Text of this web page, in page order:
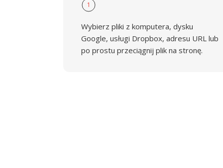
1
Wybierz pliki z komputera, dysku
Google, usługi Dropbox, adresu URL lub
po prostu przeciągnij plik na stronę.